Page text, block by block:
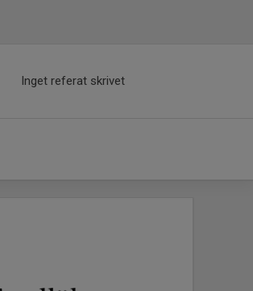
Inget referat skrivet